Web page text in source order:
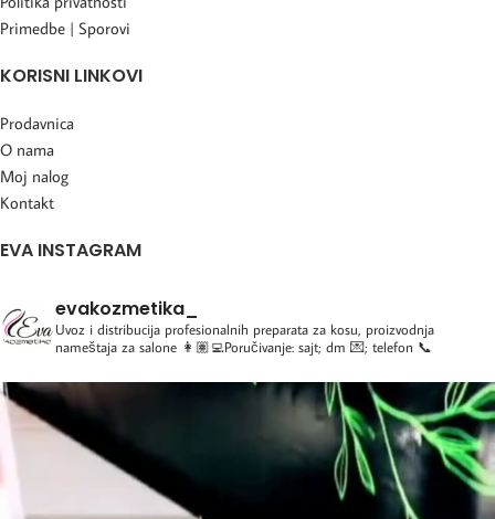
Primedbe | Sporovi
KORISNI LINKOVI
Prodavnica
O nama
Moj nalog
Kontakt
EVA INSTAGRAM
evakozmetika_
Uvoz i distribucija profesionalnih preparata za kosu, proizvodnja
nameštaja za salone 👩🏽‍💻Poručivanje: sajt; dm 💌; telefon 📞